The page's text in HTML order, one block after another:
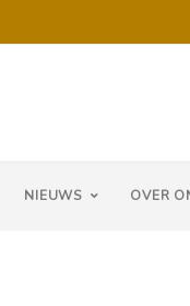
NIEUWS OVER